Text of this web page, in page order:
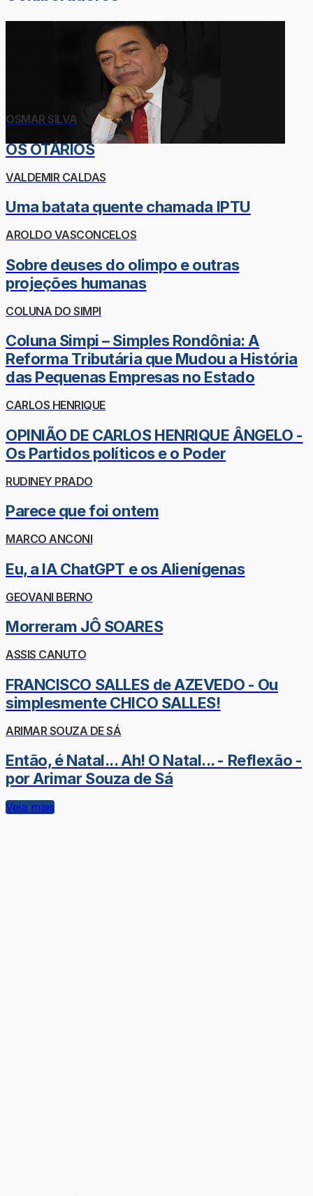
OSMAR SILVA
OS OTÁRIOS
VALDEMIR CALDAS
Uma batata quente chamada IPTU
AROLDO VASCONCELOS
Sobre deuses do olimpo e outras
projeções humanas
COLUNA DO SIMPI
Coluna Simpi – Simples Rondônia: A
Reforma Tributária que Mudou a História
das Pequenas Empresas no Estado
CARLOS HENRIQUE
OPINIÃO DE CARLOS HENRIQUE ÂNGELO -
Os Partidos políticos e o Poder
RUDINEY PRADO
Parece que foi ontem
MARCO ANCONI
Eu, a IA ChatGPT e os Alienígenas
GEOVANI BERNO
Morreram JÔ SOARES
ASSIS CANUTO
FRANCISCO SALLES de AZEVEDO - Ou
simplesmente CHICO SALLES!
ARIMAR SOUZA DE SÁ
Então, é Natal... Ah! O Natal... - Reflexão -
por Arimar Souza de Sá
Veja mais